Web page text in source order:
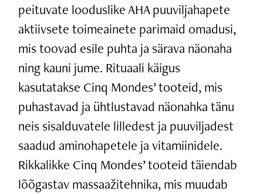
peituvate looduslike AHA puuviljahapete
aktiivsete toimeainete parimaid omadusi,
mis toovad esile puhta ja särava näonaha
ning kauni jume. Rituaali käigus
kasutatakse Cinq Mondes’ tooteid, mis
puhastavad ja ühtlustavad näonahka tänu
neis sisalduvatele lilledest ja puuviljadest
saadud aminohapetele ja vitamiinidele.
Rikkalikke Cinq Mondes’ tooteid täiendab
lõõgastav massaažitehnika, mis muudab